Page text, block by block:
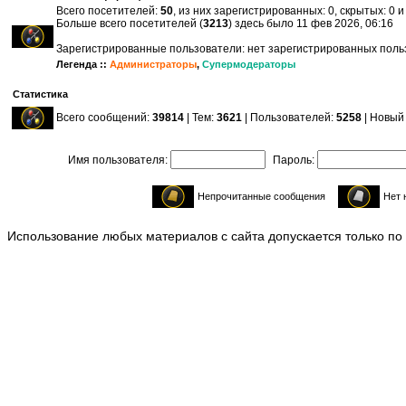
Всего посетителей: 50, из них зарегистрированных: 0, скрытых: 0
Больше всего посетителей (3213) здесь было 11 фев 2026, 06:16
Зарегистрированные пользователи: нет зарегистрированных
Легенда :: Администраторы, Супермодераторы
Статистика
Всего сообщений: 39814 | Тем: 3621 | Пользователей: 5258 |
Имя пользователя: Пароль:
Непрочитанные сообщения Нет
Использование любых материалов с сайта допускается только